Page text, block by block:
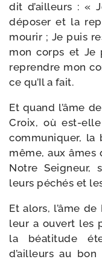
dit d’ailleurs : «
dépo­ser et la
mou­rir ; Je puis
mon corps et Je
reprendre mon
ce qu’Il a fait.
Et quand l’âme
Croix, où est-​
com­mu­ni­quer, la
même, aux
Notre Seigneur,
leurs péchés et
Et alors, l’âme
leur a ouvert les
la béa­ti­tude
d’ailleurs au